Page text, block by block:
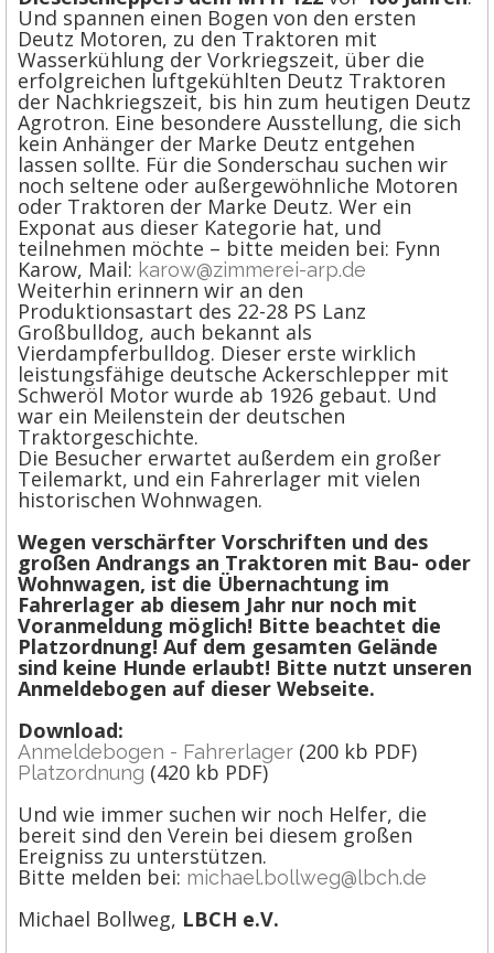
Und spannen einen Bogen von den ersten
Deutz Motoren, zu den Traktoren mit
Wasserkühlung der Vorkriegszeit, über die
erfolgreichen luftgekühlten Deutz Traktoren
der Nachkriegszeit, bis hin zum heutigen Deutz
Agrotron. Eine besondere Ausstellung, die sich
kein Anhänger der Marke Deutz entgehen
lassen sollte. Für die Sonderschau suchen wir
noch seltene oder außergewöhnliche Motoren
oder Traktoren der Marke Deutz. Wer ein
Exponat aus dieser Kategorie hat, und
teilnehmen möchte – bitte meiden bei: Fynn
Karow, Mail: karow@zimmerei-arp.de
Weiterhin erinnern wir an den
Produktionsastart des 22-28 PS Lanz
Großbulldog, auch bekannt als
Vierdampferbulldog. Dieser erste wirklich
leistungsfähige deutsche Ackerschlepper mit
Schweröl Motor wurde ab 1926 gebaut. Und
war ein Meilenstein der deutschen
Traktorgeschichte.
Die Besucher erwartet außerdem ein großer
Teilemarkt, und ein Fahrerlager mit vielen
historischen Wohnwagen.
Wegen verschärfter Vorschriften und des
großen Andrangs an Traktoren mit Bau- oder
Wohnwagen, ist die Übernachtung im
Fahrerlager ab diesem Jahr nur noch mit
Voranmeldung möglich! Bitte beachtet die
Platzordnung! Auf dem gesamten Gelände
sind keine Hunde erlaubt! Bitte nutzt unseren
Anmeldebogen auf dieser Webseite.
Download:
Anmeldebogen - Fahrerlager (200 kb PDF)
Platzordnung (420 kb PDF)
Und wie immer suchen wir noch Helfer, die
bereit sind den Verein bei diesem großen
Ereigniss zu unterstützen.
Bitte melden bei: michael.bollweg@lbch.de
Michael Bollweg, LBCH e.V.